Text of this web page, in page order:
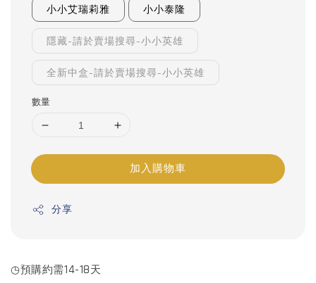
小小艾瑞莉雅 小小泰隆
隱藏-請於賣場搜尋-小小英雄
全新中盒-請於賣場搜尋-小小英雄
數量
加入購物車
分享
◷預購約需14-18天